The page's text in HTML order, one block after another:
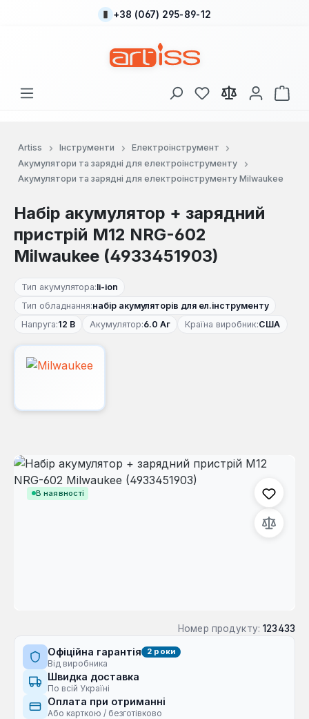
Перейти до основного вмісту
+38 (067) 295-89-12
У вас є 0 у списку
Artiss Інструменти
Електроінструмент
Акумулятори та зарядні для електроінструменту
Акумулятори та зарядні для електроінструменту Milwaukee
Набір акумулятор + зарядний
пристрій M12 NRG-602
Milwaukee (4933451903)
Тип акумулятора:li-ion
Тип обладнання:набір акумуляторів для ел.інструменту
Напруга:12 В Акумулятор:6.0 Аг Країна виробник:США
В наявності
Пропустити галерею зображень
Номер продукту: 123433
Офіційна гарантія 2 роки
Від виробника
Швидка доставка
По всій Україні
Оплата при отриманні
Або карткою / безготівково